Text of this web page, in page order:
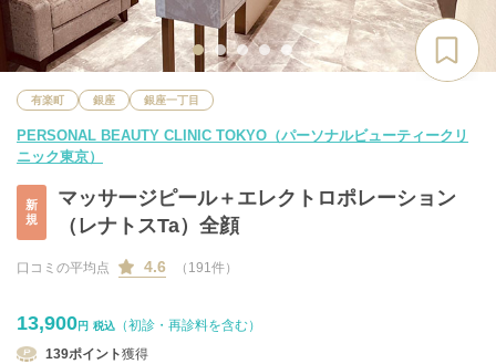
有楽町 銀座 銀座一丁目
PERSONAL BEAUTY CLINIC TOKYO（パーソナルビューティークリ
ニック東京）
新
規
マッサージピール＋エレクトロポレーション
（レナトスTa）全顔
口コミの平均点 4.6 （191件）
13,900円 税込
（初診・再診料を含む）
139ポイント獲得